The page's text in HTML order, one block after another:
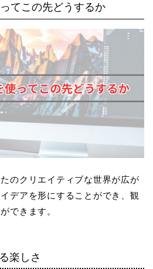
てこの先どうするか
のクリエイティブな世界が広が
デアを形にすることができ、観
できます。
楽しさ